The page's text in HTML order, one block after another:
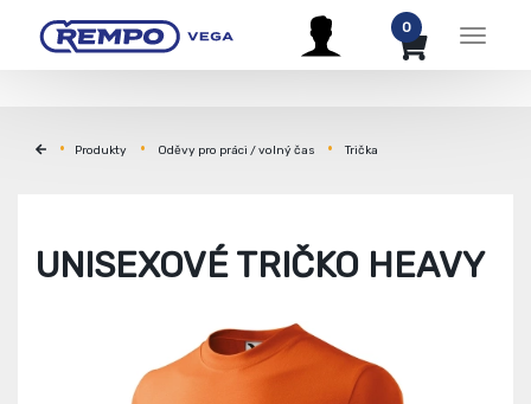
Menu
0
Produkty Oděvy pro práci / volný čas Trička
UNISEXOVÉ TRIČKO HEAVY